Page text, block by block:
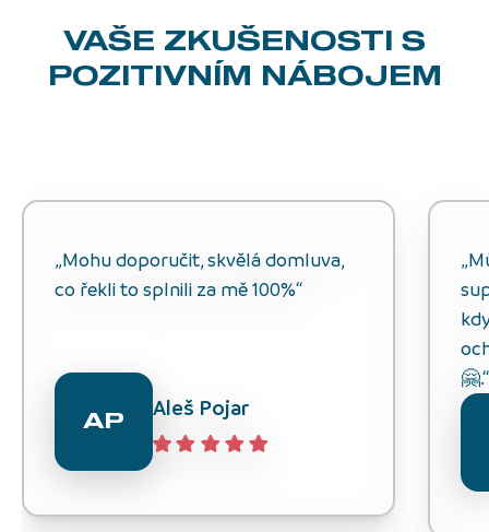
VAŠE ZKUŠENOSTI S
POZITIVNÍM NÁBOJEM
„Mohu doporučit, skvělá domluva,
co řekli to splnili za mě 100%“
AP Aleš Pojar